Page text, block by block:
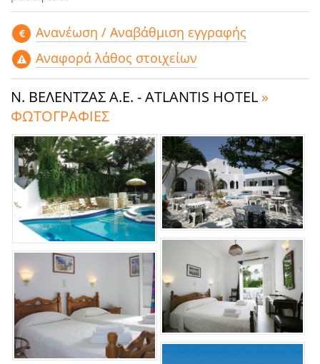
Aνανέωση / Αναβάθμιση εγγραφής
Αναφορά λάθος στοιχείων
Ν. ΒΕΛΕΝΤΖΑΣ Α.Ε. - ATLANTIS HOTEL »
ΦΩΤΟΓΡΑΦΙΕΣ